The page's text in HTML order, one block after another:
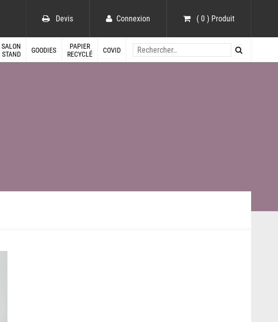
Devis Connexion ( 0 ) Produit
SALON
STAND
GOODIES
PAPIER
RECYCLÉ
COVID